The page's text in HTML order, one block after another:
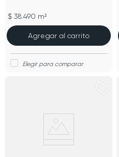
$ 38.490 m²
Agregar al carrito